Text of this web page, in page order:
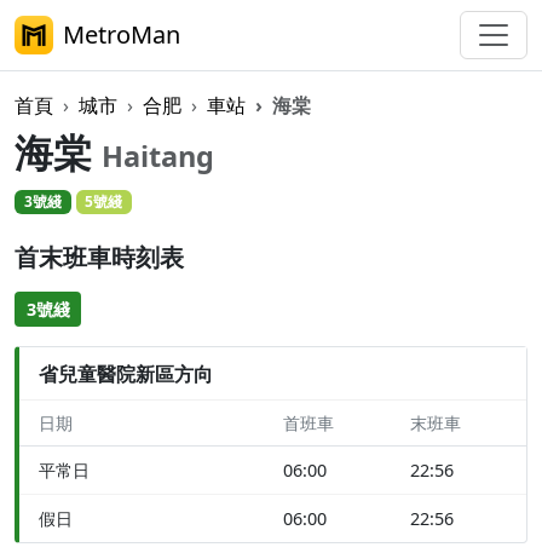
MetroMan
首頁 城市 合肥 車站 海棠
海棠 Haitang
3號綫 5號綫
首末班車時刻表
3號綫
省兒童醫院新區方向
日期 首班車 末班車
平常日 06:00 22:56
假日 06:00 22:56